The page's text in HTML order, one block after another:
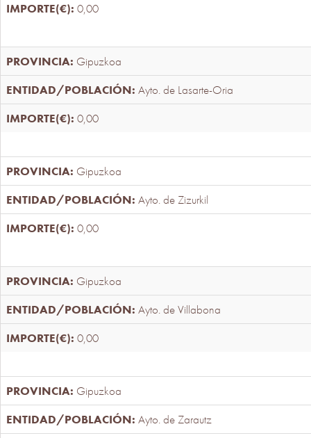
0,00
Gipuzkoa
Ayto. de Lasarte-Oria
0,00
Gipuzkoa
Ayto. de Zizurkil
0,00
Gipuzkoa
Ayto. de Villabona
0,00
Gipuzkoa
Ayto. de Zarautz